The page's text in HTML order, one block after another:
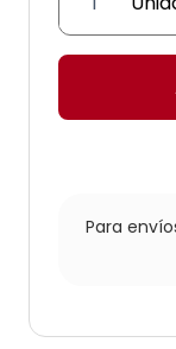
Urna
de
cristal
cantidad
Para